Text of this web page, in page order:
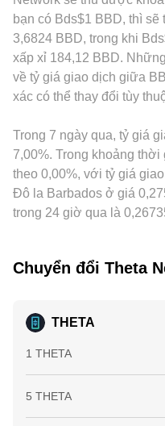
tỷ giá quy đổi nội bộ. Các
quan trọng: quy định về
quy tắc niêm yết trên sàn
sản số có thể thay đổi tính
những thị trường nhất
như funding rate của hợp
ví lớn (whale) và chênh
thể tạo biến động ngắn
trên.
tỷ lệ y/x; các giao dịch lớn
sẽ gây trượt giá. Trong
giá tham chiếu từ cặp
quy đổi sang BBD theo tỷ
THETA/BBD phản ánh cả
quy đổi sang BBD.
đến chi phí quy đổi BBD
THETA chủ yếu qua cặp
do đó, basis của USDT
phí và tỷ giá BBD nội bộ
THETA/BBD. Hoạt động
chênh lệch này theo thời
hạn mức tài khoản, đặc
hoặc khi thanh khoản tập
bạn có Bds$1 BBD, thì
3,6824 BBD, trong khi
xấp xỉ 184,12 BBD.
về tỷ giá giao dịch giữa
xác có thể thay đổi tùy
Trong 7 ngày qua, tỷ giá
7,00%. Trong khoảng
theo 0,00%, với tỷ giá
Đô la Barbados ở giá
trong 24 giờ qua là
Chuyển đổi Theta
THETA
1 THETA
5 THETA